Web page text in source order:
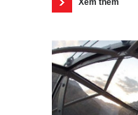
Xem thêm